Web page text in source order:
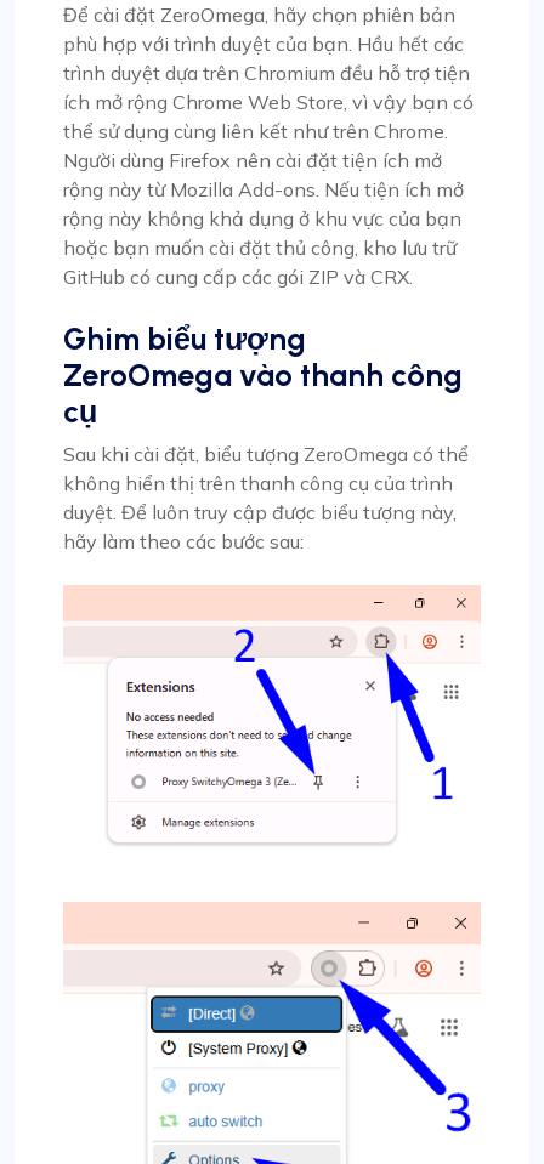
Để cài đặt ZeroOmega, hãy chọn phiên bản
phù hợp với trình duyệt của bạn. Hầu hết các
trình duyệt dựa trên Chromium đều hỗ trợ tiện
ích mở rộng Chrome Web Store, vì vậy bạn có
thể sử dụng cùng liên kết như trên Chrome.
Người dùng Firefox nên cài đặt tiện ích mở
rộng này từ Mozilla Add-ons. Nếu tiện ích mở
rộng này không khả dụng ở khu vực của bạn
hoặc bạn muốn cài đặt thủ công, kho lưu trữ
GitHub có cung cấp các gói ZIP và CRX.
Ghim biểu tượng
ZeroOmega vào thanh công
cụ
Sau khi cài đặt, biểu tượng ZeroOmega có thể
không hiển thị trên thanh công cụ của trình
duyệt. Để luôn truy cập được biểu tượng này,
hãy làm theo các bước sau: